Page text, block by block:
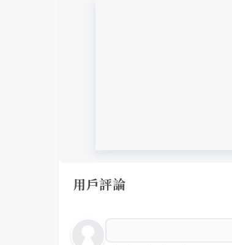
用戶評論